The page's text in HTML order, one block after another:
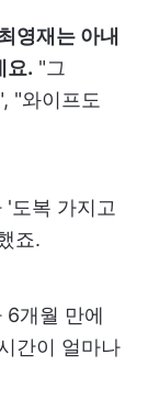
영재는 아내
요. "그
"와이프도
'도복 가지고
죠.
6개월 만에
간이 얼마나